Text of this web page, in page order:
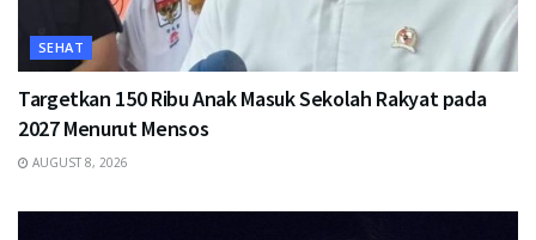
SEHAT
Targetkan 150 Ribu Anak Masuk Sekolah Rakyat pada
2027 Menurut Mensos
AUGUST 8, 2026